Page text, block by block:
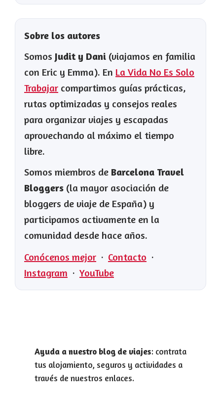
Sobre los autores
Somos Judit y Dani (viajamos en familia
con Eric y Emma). En La Vida No Es Solo
Trabajar compartimos guías prácticas,
rutas optimizadas y consejos reales
para organizar viajes y escapadas
aprovechando al máximo el tiempo
libre.
Somos miembros de Barcelona Travel
Bloggers (la mayor asociación de
bloggers de viaje de España) y
participamos activamente en la
comunidad desde hace años.
Conócenos mejor · Contacto ·
Instagram · YouTube
Ayuda a nuestro blog de viajes: contrata
tus alojamiento, seguros y actividades a
través de nuestros enlaces.